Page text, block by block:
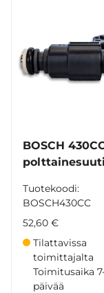
BOSCH
Tuotekoodi:
BOSCH430CC
52,60 €
Tilattavissa
toimittajalta
Toimitusaika
päivää